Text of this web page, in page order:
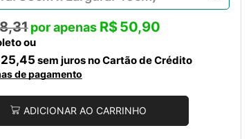
R$50,90
ou
25,45 sem juros no Cartão de Crédito
de pagamento
ADICIONAR AO CARRINHO